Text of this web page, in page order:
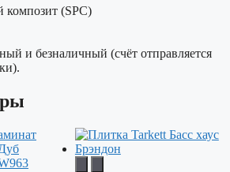
(SPC)
и безналичный (счёт отправляется